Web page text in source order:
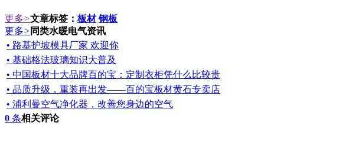
更多>文章标签： 板材 钢板
更多> 同类水暖电气资讯
• 路基护坡模具厂家 欢迎你
• 基础格法玻璃知识大普及
• 中国板材十大品牌百的宝：定制衣柜凭什么比较贵
• 品质升级，重装再出发——百的宝板材黄石专卖店
• 浦利曼空气净化器，改善您身边的空气
0 条相关评论